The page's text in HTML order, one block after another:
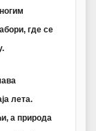
где се
лета.
а природа